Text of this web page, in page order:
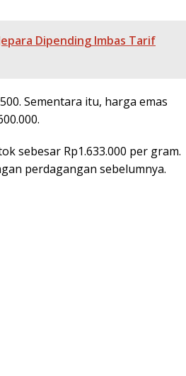
Dipending Imbas Tarif
Sementara itu, harga emas
sebesar Rp1.633.000 per gram.
perdagangan sebelumnya.